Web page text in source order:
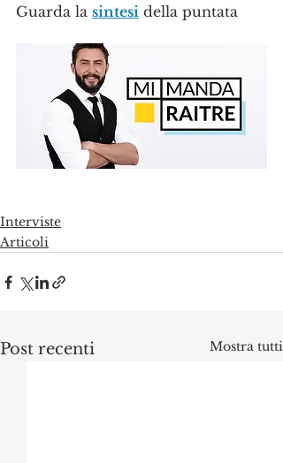
Guarda la sintesi della puntata
Interviste
Articoli
Post recenti Mostra tutti